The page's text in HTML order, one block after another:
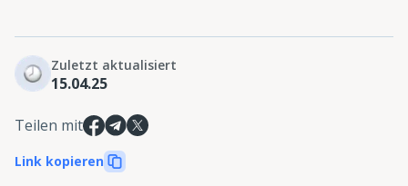
Zuletzt aktualisiert
15.04.25
Teilen mit
Link kopieren